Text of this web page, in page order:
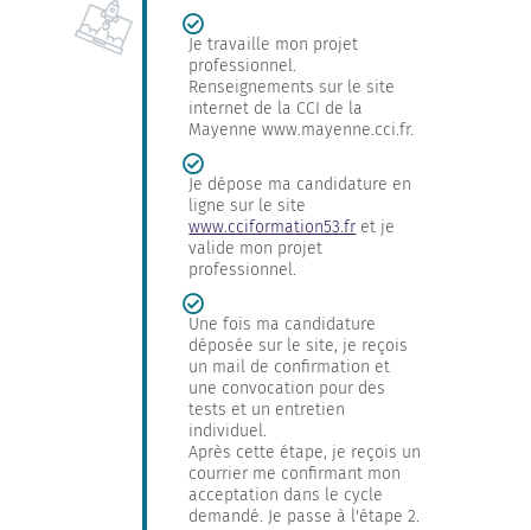
Je travaille mon projet
professionnel.
Renseignements sur le site
internet de la CCI de la
Mayenne www.mayenne.cci.fr.
Je dépose ma candidature en
ligne sur le site
www.cciformation53.fr et je
valide mon projet
professionnel.
Une fois ma candidature
déposée sur le site, je reçois
un mail de confirmation et
une convocation pour des
tests et un entretien
individuel.
Après cette étape, je reçois un
courrier me confirmant mon
acceptation dans le cycle
demandé. Je passe à l'étape 2.